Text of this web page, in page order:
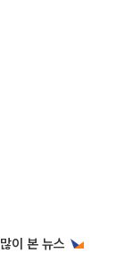
많이 본 뉴스